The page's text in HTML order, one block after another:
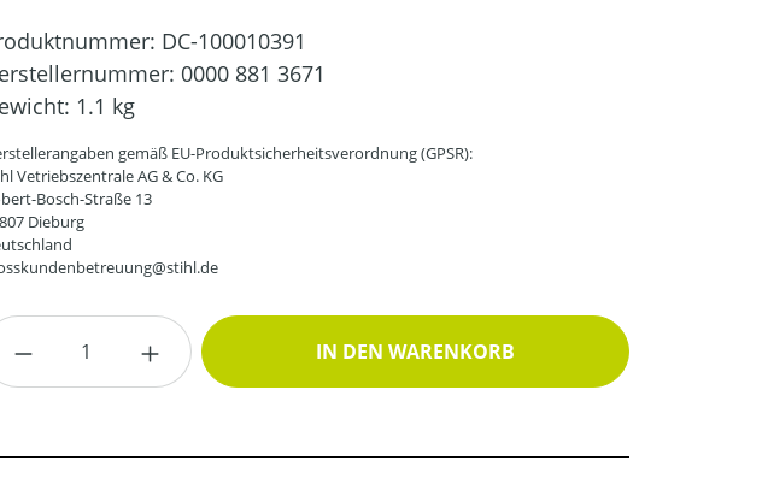
DC-100010391
0000 881 3671
1.1 kg
gemäß EU-Produktsicherheitsverordnung (GPSR):
Vetriebszentrale AG & Co. KG
Bosch-Straße 13
Dieburg
Anzahl: Gib den gewünschten Wert ein oder
IN DEN WARENKORB